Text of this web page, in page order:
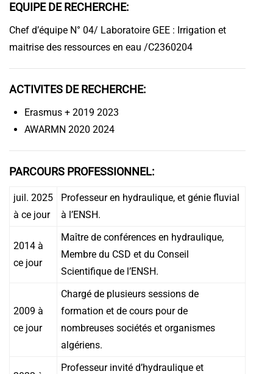
EQUIPE DE RECHERCHE:
Chef d’équipe N° 04/ Laboratoire GEE : Irrigation et
maitrise des ressources en eau /C2360204
ACTIVITES DE RECHERCHE:
Erasmus + 2019 2023
AWARMN 2020 2024
PARCOURS PROFESSIONNEL:
juil. 2025
à ce jour
Professeur en hydraulique, et génie fluvial
à l’ENSH.
2014 à
ce jour
Maître de conférences en hydraulique,
Membre du CSD et du Conseil
Scientifique de l’ENSH.
2009 à
ce jour
Chargé de plusieurs sessions de
formation et de cours pour de
nombreuses sociétés et organismes
algériens.
Professeur invité d’hydraulique et